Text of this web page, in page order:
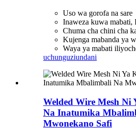
Uso wa gorofa na sare
Inaweza kuwa mabati,
Chuma cha chini cha
Kujenga mabanda ya
Waya ya mabati
uchunguziundani
Welded Wire Mesh Ni
Na Inatumika
Mwonekano Safi